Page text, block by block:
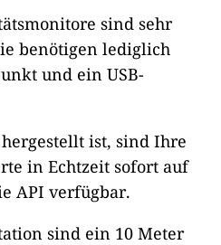
sind sehr
benötigen lediglich
und ein USB-
ist, sind Ihre
in Echtzeit sofort auf
API verfügbar.
sind ein 10 Meter